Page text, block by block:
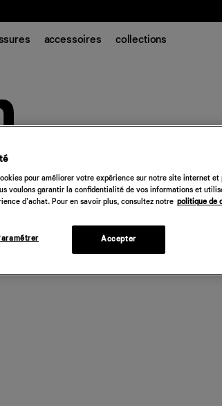
accessoires collections
pour améliorer votre expérience sur notre site internet et
voulons garantir la confidentialité de vos informations et
d'achat. Pour en savoir plus, consultez notre politique de
Accepter